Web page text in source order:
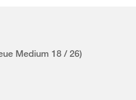
Medium 18 / 26)